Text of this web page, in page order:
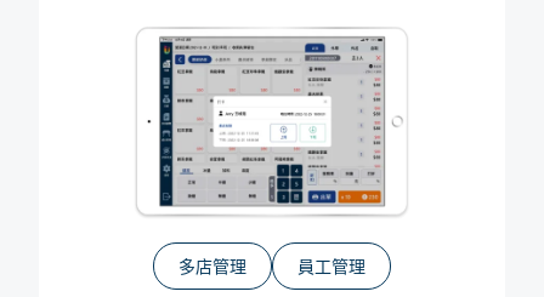
多店管理 員工管理